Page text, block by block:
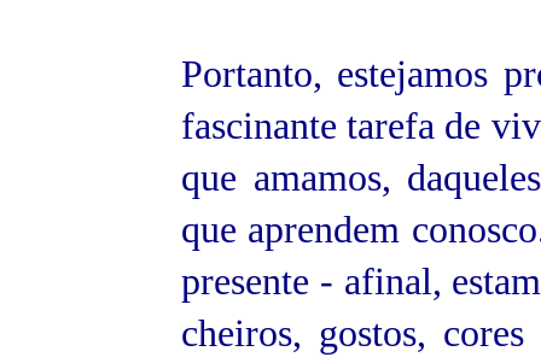
Portanto, estejamos
fascinante tarefa de
que amamos,
que aprendem
presente - afinal,
cheiros, gostos,